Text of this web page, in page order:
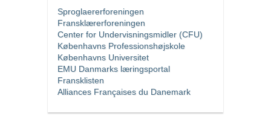
Sproglaererforeningen
Fransklærerforeningen
Center for Undervisningsmidler (CFU)
Københavns Professionshøjskole
Københavns Universitet
EMU Danmarks læringsportal
Fransklisten
Alliances Françaises du Danemark